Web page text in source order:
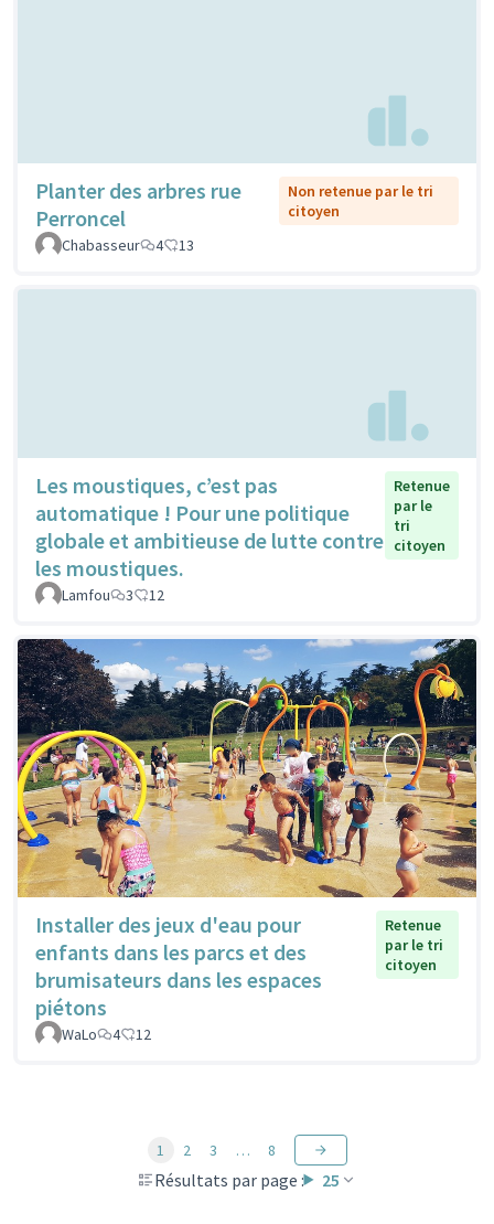
Planter des arbres rue
Perroncel
Non retenue par le tri
citoyen
Chabasseur
4 13
Les moustiques, c’est pas
automatique ! Pour une politique
globale et ambitieuse de lutte contre
les moustiques.
Retenue
par le
tri
citoyen
Lamfou 3 12
Installer des jeux d'eau pour
enfants dans les parcs et des
brumisateurs dans les espaces
piétons
Retenue
par le tri
citoyen
WaLo 4 12
Résultats par page : 25
1 2 3 … 8